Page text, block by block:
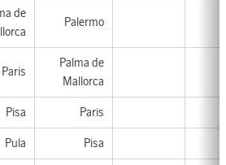
de
Palermo
Paris
Palma de
Mallorca
Pisa Paris
Pula Pisa